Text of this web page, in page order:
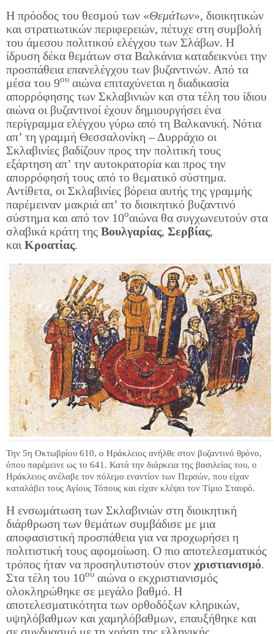
Η πρόοδος του θεσμού των «Θεμάτων», διοικητικών
και στρατιωτικών περιφερειών, πέτυχε στη συμβολή
του άμεσου πολιτικού ελέγχου των Σλάβων. Η
ίδρυση δέκα θεμάτων στα Βαλκάνια καταδεικνύει την
προσπάθεια επανελέγχου των βυζαντινών. Από τα
μέσα του 9ου αιώνα επιταχύνεται η διαδικασία
απορρόφησης των Σκλαβινιών και στα τέλη του ίδιου
αιώνα οι βυζαντινοί έχουν δημιουργήσει ένα
περίγραμμα ελέγχου γύρω από τη Βαλκανική. Νότια
απ’ τη γραμμή Θεσσαλονίκη – Δυρράχιο οι
Σκλαβινίες βαδίζουν προς την πολιτική τους
εξάρτηση απ’ την αυτοκρατορία και προς την
απορρόφησή τους από το θεματικό σύστημα.
Αντίθετα, οι Σκλαβινίες βόρεια αυτής της γραμμής
παρέμειναν μακριά απ’ το διοικητικό βυζαντινό
σύστημα και από τον 10οαιώνα θα συγχωνευτούν στα
σλαβικά κράτη της Βουλγαρίας, Σερβίας,
και Κροατίας.
Την 5η Οκτωβρίου 610, ο Hράκλειος ανήλθε στον βυζαντινό θρόνο,
όπου παρέμεινε ως το 641. Κατά την διάρκεια της βασιλείας του, ο
Ηράκλειος ανέλαβε τον πόλεμο εναντίον των Περσών, που είχαν
καταλάβει τους Αγίους Τόπους και είχαν κλέψει τον Τίμιο Σταυρό.
Η ενσωμάτωση των Σκλαβινιών στη διοικητική
διάρθρωση των θεμάτων συμβάδισε με μια
αποφασιστική προσπάθεια για να προχωρήσει η
πολιτιστική τους αφομοίωση. Ο πιο αποτελεσματικός
τρόπος ήταν να προσηλυτιστούν στον χριστιανισμό.
Στα τέλη του 10ου αιώνα ο εκχριστιανισμός
ολοκληρώθηκε σε μεγάλο βαθμό. Η
αποτελεσματικότητα των ορθοδόξων κληρικών,
υψηλόβαθμων και χαμηλόβαθμων, επαυξήθηκε και